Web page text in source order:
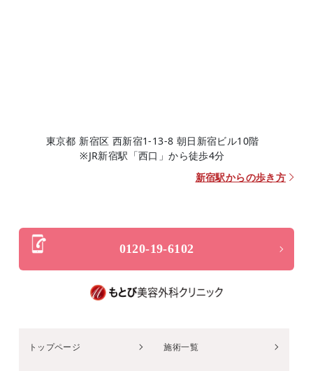
東京都 新宿区 西新宿1-13-8 朝日新宿ビル10階
※JR新宿駅「西口」から徒歩4分
新宿駅からの歩き方
0120-19-6102
トップページ 施術一覧